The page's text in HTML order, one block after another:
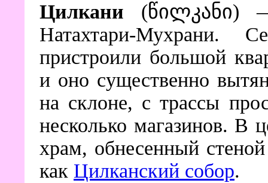
Цилкани (წილკანი)
Натахтари-
пристроили большой
и оно существенно
на склоне, с трассы
несколько магазинов. В
храм, обнесенный
как Цилканский собор.